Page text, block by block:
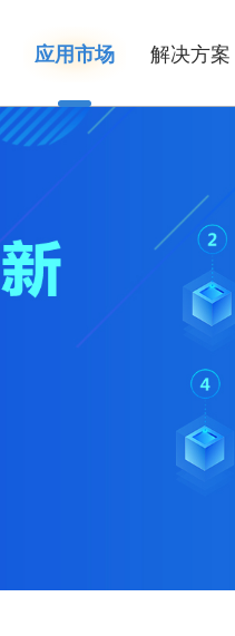
应用市场 解决方案